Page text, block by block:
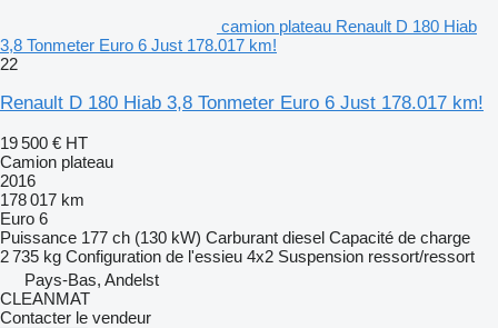
camion plateau Renault D 180 Hiab
3,8 Tonmeter Euro 6 Just 178.017 km!
22
Renault D 180 Hiab 3,8 Tonmeter Euro 6 Just 178.017 km!
19 500 € HT
Camion plateau
2016
178 017 km
Euro 6
Puissance 177 ch (130 kW) Carburant diesel Capacité de charge
2 735 kg Configuration de l'essieu 4x2 Suspension ressort/ressort
Pays-Bas, Andelst
CLEANMAT
Contacter le vendeur